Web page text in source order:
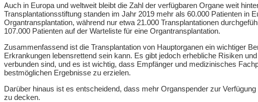
Auch in Europa und weltweit bleibt die Zahl der verfügbaren Organe weit
Transplantationsstiftung standen im Jahr 2019 mehr als 60.000 Patienten in
Organtransplantation, während nur etwa 21.000 Transplantationen
107.000 Patienten auf der Warteliste für eine Organtransplantation.
Zusammenfassend ist die Transplantation von Hauptorganen ein wichtiger
Erkrankungen lebensrettend sein kann. Es gibt jedoch erhebliche Risiken
verbunden sind, und es ist wichtig, dass Empfänger und medizinisches
bestmöglichen Ergebnisse zu erzielen.
Darüber hinaus ist es entscheidend, dass mehr Organspender zur
zu decken.